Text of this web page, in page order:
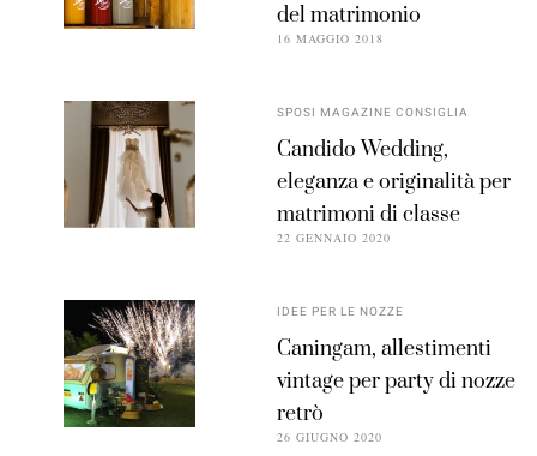
del matrimonio
16 MAGGIO 2018
SPOSI MAGAZINE CONSIGLIA
Candido Wedding,
eleganza e originalità per
matrimoni di classe
22 GENNAIO 2020
IDEE PER LE NOZZE
Caningam, allestimenti
vintage per party di nozze
retrò
26 GIUGNO 2020